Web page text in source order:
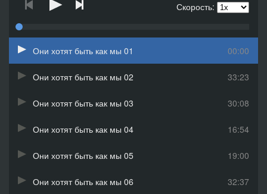
Скорость:
00:00
Они хотят быть как мы 01
33:23
Они хотят быть как мы 02
30:08
Они хотят быть как мы 03
16:54
Они хотят быть как мы 04
19:00
Они хотят быть как мы 05
32:37
Они хотят быть как мы 06